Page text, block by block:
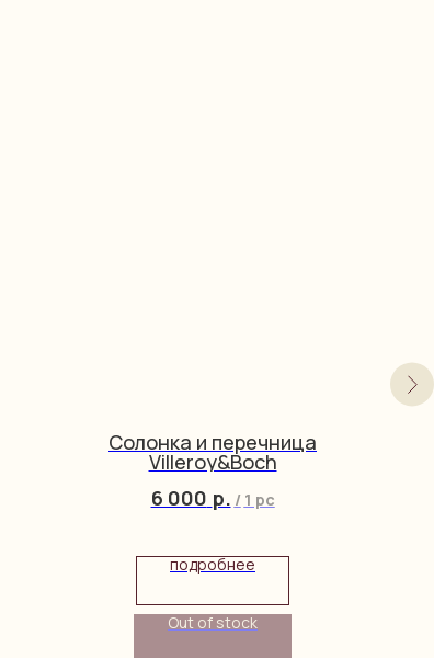
Солонка и перечница
Villeroy&Boch
6 000 р. / 1 pc
подробнее
Out of stock